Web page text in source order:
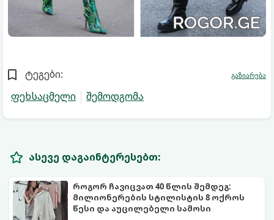
ტეგები:
ფეხსაცმელი
შემოდგომა
გაზიარება
ასევე დაგაინტერესებთ:
როგორ ჩავიცვათ 40 წლის შემდეგ:
მილიონერების სტილისტის 8 ოქროს
წესი და აუცილებელი სამოსი